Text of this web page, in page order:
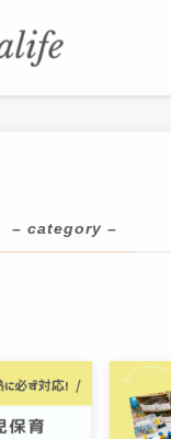
– category –